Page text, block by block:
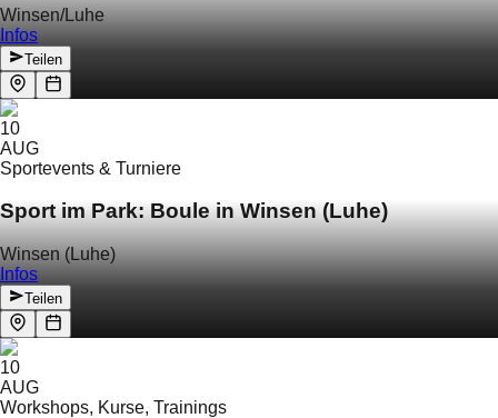
Winsen/Luhe
Infos
Teilen
10
AUG
Sportevents & Turniere
Sport im Park: Boule in Winsen (Luhe)
Winsen (Luhe)
Infos
Teilen
10
AUG
Workshops, Kurse, Trainings